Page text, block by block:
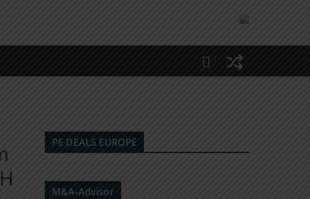
PE DEALS EUROPE
M&A-Advisor